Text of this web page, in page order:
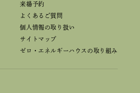
来場予約
よくあるご質問
個人情報の取り扱い
サイトマップ
ゼロ・エネルギーハウスの取り組み